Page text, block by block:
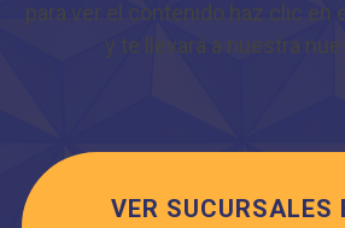
para ver el contenido haz clic en
y te llevará a nuestra
VER SUCURSALES